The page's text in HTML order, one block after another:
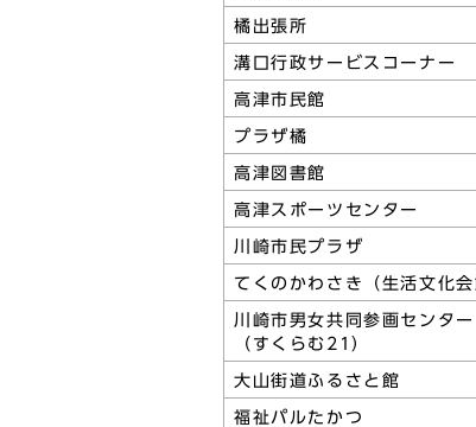
橘出張所
溝口行政サービスコーナー
高津市民館
プラザ橘
高津図書館
高津スポーツセンター
川崎市民プラザ
てくのかわさき（生活文化会
川崎市男女共同参画センター
（すくらむ21）
大山街道ふるさと館
福祉パルたかつ